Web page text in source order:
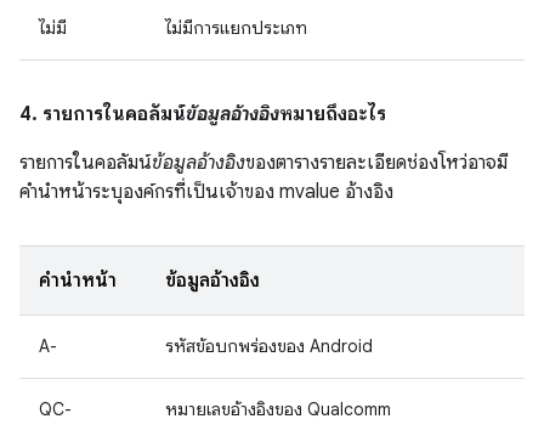
ไม่มี ไม่มีการแยกประเภท
4. รายการในคอลัมน์ข้อมูลอ้างอิงหมายถึงอะไร
รายการในคอลัมน์ข้อมูลอ้างอิงของตารางรายละเอียดช่องโหว่อาจมี
คำนำหน้าระบุองค์กรที่เป็นเจ้าของ mvalue อ้างอิง
คำนำหน้า ข้อมูลอ้างอิง
A- รหัสข้อบกพร่องของ Android
QC- หมายเลขอ้างอิงของ Qualcomm